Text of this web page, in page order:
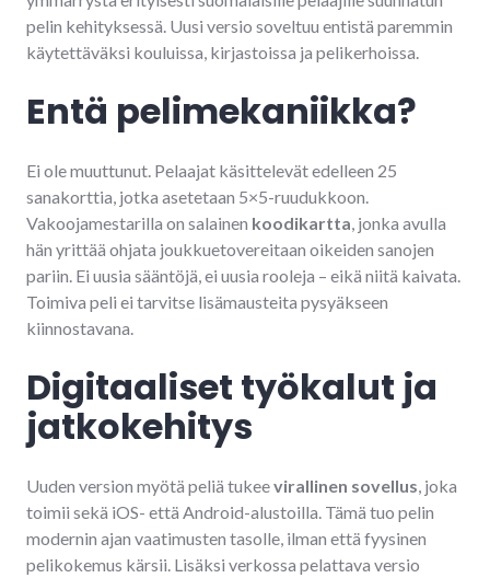
pelin kehityksessä. Uusi versio soveltuu entistä paremmin
käytettäväksi kouluissa, kirjastoissa ja pelikerhoissa.
Entä pelimekaniikka?
Ei ole muuttunut. Pelaajat käsittelevät edelleen 25
sanakorttia, jotka asetetaan 5×5-ruudukkoon.
Vakoojamestarilla on salainen koodikartta , jonka avulla
hän yrittää ohjata joukkuetovereitaan oikeiden sanojen
pariin. Ei uusia sääntöjä, ei uusia rooleja – eikä niitä kaivata.
Toimiva peli ei tarvitse lisämausteita pysyäkseen
kiinnostavana.
Digitaaliset työkalut ja
jatkokehitys
Uuden version myötä peliä tukeevirallinen sovellus , joka
toimii sekä iOS- että Android-alustoilla. Tämä tuo pelin
modernin ajan vaatimusten tasolle, ilman että fyysinen
pelikokemus kärsii. Lisäksi verkossa pelattava versio